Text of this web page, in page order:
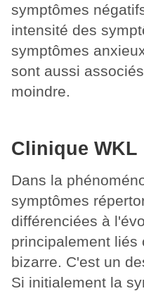
symptômes
intensité des
symptômes
sont aussi
moindre.
Clinique WKL
Dans la
symptômes
différenciées à
principalement
bizarre. C'est un
Si initialement la